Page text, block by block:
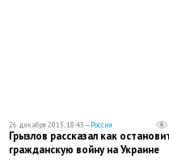
26 декабря 2015, 18:43 —Россия
Грызлов рассказал как
гражданскую войну на Украине